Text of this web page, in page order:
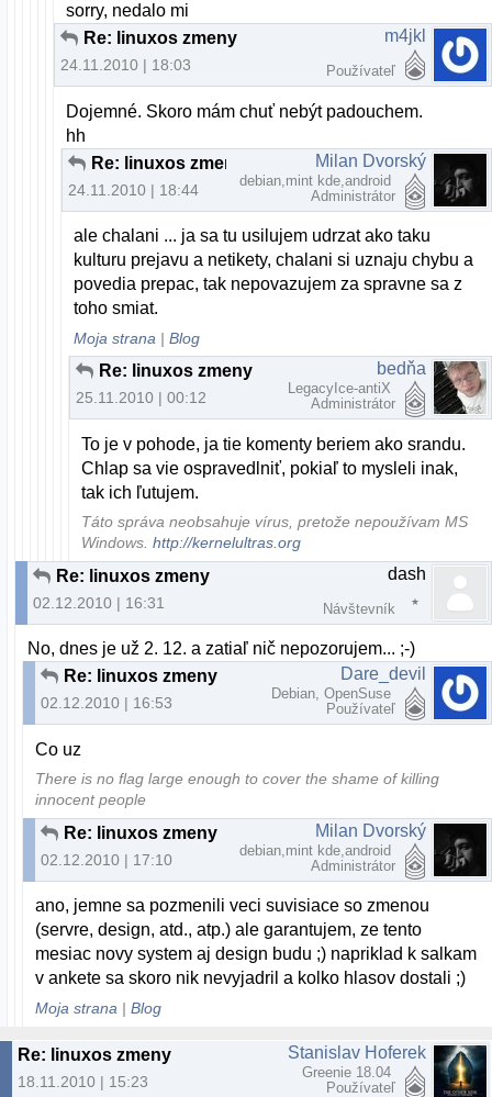
sorry, nedalo mi
Re: linuxos zmeny
24.11.2010 | 18:03
m4jkl
Používateľ
Dojemné. Skoro mám chuť nebýt padouchem.
hh
Re: linuxos zmeny
24.11.2010 | 18:44
Milan Dvorský
debian,mint kde,android
Administrátor
ale chalani ... ja sa tu usilujem udrzat ako taku
kulturu prejavu a netikety, chalani si uznaju chybu a
povedia prepac, tak nepovazujem za spravne sa z
toho smiat.
Moja strana |Blog
Re: linuxos zmeny
25.11.2010 | 00:12
bedňa
LegacyIce-antiX
Administrátor
To je v pohode, ja tie komenty beriem ako srandu.
Chlap sa vie ospravedlniť, pokiaľ to mysleli inak,
tak ich ľutujem.
Táto správa neobsahuje vírus, pretože nepoužívam MS
Windows.http://kernelultras.org
Re: linuxos zmeny
02.12.2010 | 16:31
dash
Návštevník
No, dnes je už 2. 12. a zatiaľ nič nepozorujem... ;-)
Re: linuxos zmeny
02.12.2010 | 16:53
Dare_devil
Debian, OpenSuse
Používateľ
Co uz
There is no flag large enough to cover the shame of killing
innocent people
Re: linuxos zmeny
02.12.2010 | 17:10
Milan Dvorský
debian,mint kde,android
Administrátor
ano, jemne sa pozmenili veci suvisiace so zmenou
(servre, design, atd., atp.) ale garantujem, ze tento
mesiac novy system aj design budu ;) napriklad k salkam
v ankete sa skoro nik nevyjadril a kolko hlasov dostali ;)
Moja strana |Blog
Re: linuxos zmeny
18.11.2010 | 15:23
Stanislav Hoferek
Greenie 18.04
Používateľ